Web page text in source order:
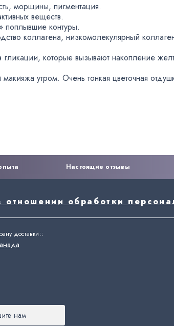
, морщины, пигментация.
веществ.
поплывшие контуры.
коллагена, низкомолекулярный
гликации, которые вызывают накопление
утром. Очень тонкая цветочная
Настоящие отзывы
отношении обработки
доставки::
нам